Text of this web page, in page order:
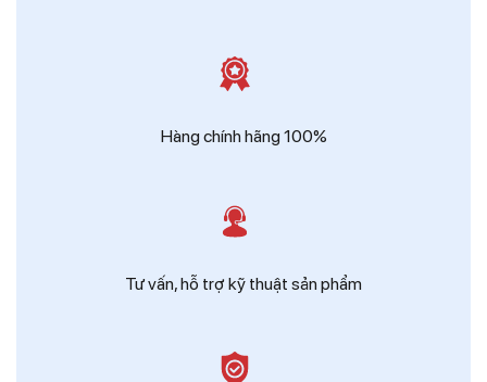
Hàng chính hãng 100%
Tư vấn, hỗ trợ kỹ thuật sản phẩm